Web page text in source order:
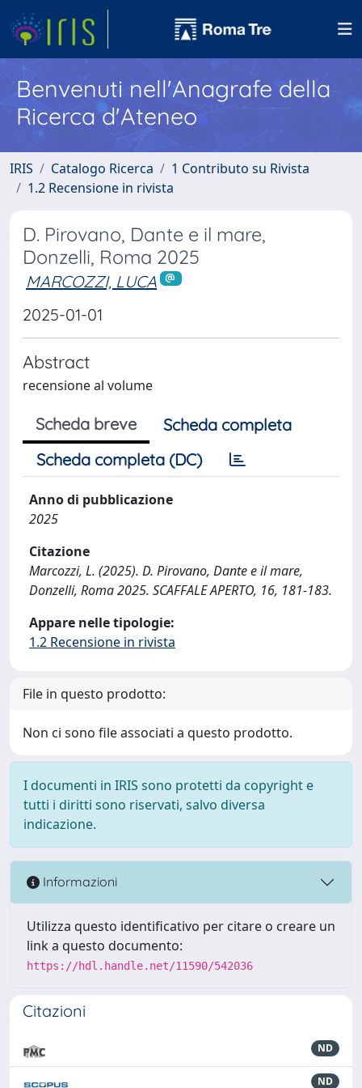
Benvenuti nell'Anagrafe della
Ricerca d'Ateneo
IRIS Catalogo Ricerca
1 Contributo su Rivista
1.2 Recensione in rivista
D. Pirovano, Dante e il mare,
Donzelli, Roma 2025
MARCOZZI, LUCA
2025-01-01
Abstract
recensione al volume
Scheda breve
Scheda completa
Scheda completa (DC)
Anno di pubblicazione
2025
Citazione
Marcozzi, L. (2025). D. Pirovano, Dante e il mare,
Donzelli, Roma 2025. SCAFFALE APERTO, 16, 181-183.
Appare nelle tipologie:
1.2 Recensione in rivista
File in questo prodotto:
Non ci sono file associati a questo prodotto.
I documenti in IRIS sono protetti da copyright e
tutti i diritti sono riservati, salvo diversa
indicazione.
Informazioni
Utilizza questo identificativo per citare o creare un
link a questo documento:
https://hdl.handle.net/11590/542036
Citazioni
ND
ND